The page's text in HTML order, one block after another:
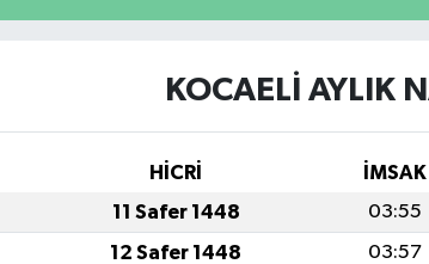
KOCAELİ AYLIK
HİCRİ İMSAK
11 Safer 1448 03:55
12 Safer 1448 03:57